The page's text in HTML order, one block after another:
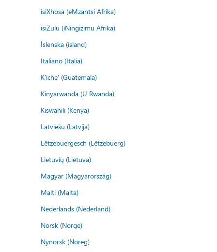
isiXhosa (eMzantsi Afrika)
isiZulu (iNingizimu Afrika)
Íslenska (ísland)
Italiano (Italia)
K'iche' (Guatemala)
Kinyarwanda (U Rwanda)
Kiswahili (Kenya)
Latviešu (Latvija)
Lëtzebuergesch (Lëtzebuerg)
Lietuvių (Lietuva)
Magyar (Magyarország)
Malti (Malta)
Nederlands (Nederland)
Norsk (Norge)
Nynorsk (Noreg)